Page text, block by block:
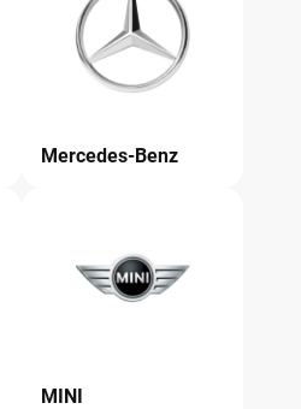
Mercedes-Benz
MINI